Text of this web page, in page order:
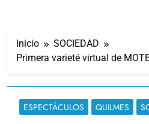
Inicio
SOCIEDAD
Primera varieté virtual de
ESPECTÁCULOS QUILMES